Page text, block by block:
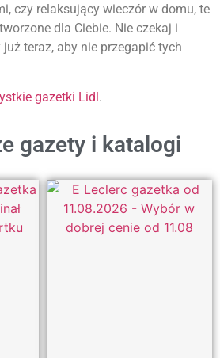
czy relaksujący wieczór w domu, te
dla Ciebie. Nie czekaj i
teraz, aby nie przegapić tych
gazetki Lidl.
gazety i katalogi